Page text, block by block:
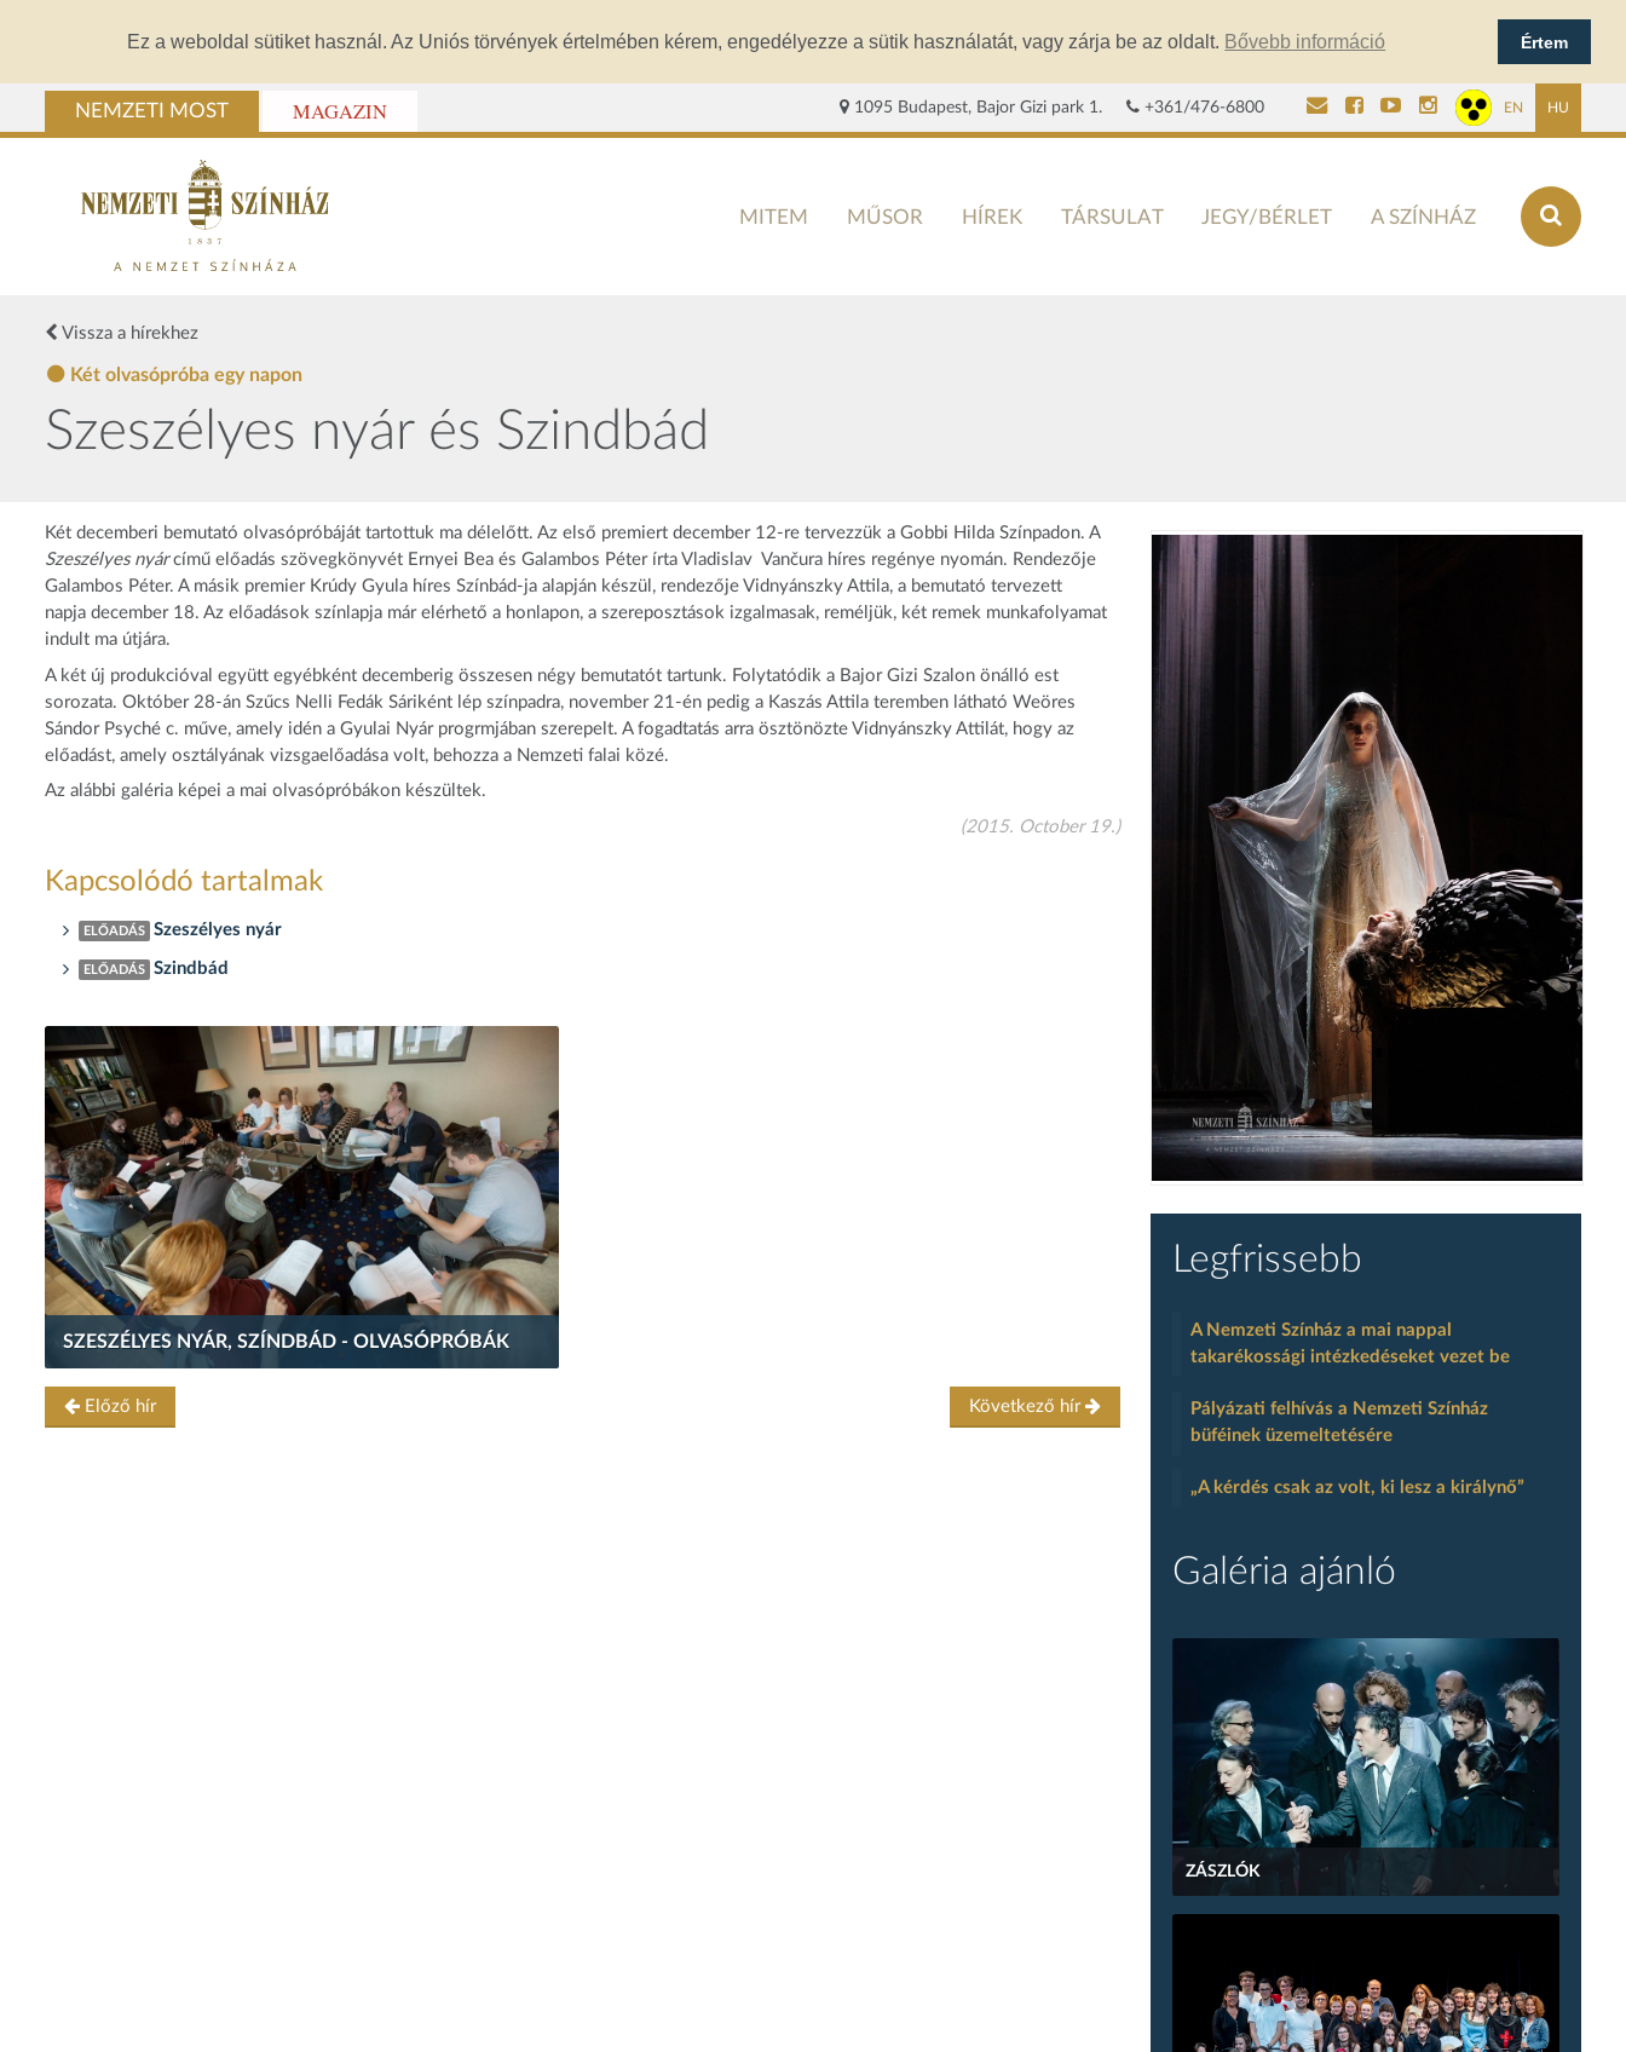
Ez a weboldal sütiket használ. Az Uniós törvények értelmében kérem, engedélyezze a sütik használatát, vagy zárja be az oldalt. Bővebb információ Értem
NEMZETI MOST MAGAZIN 1095 Budapest, Bajor Gizi park 1. +361/476-6800 EN HU
MITEM MŰSOR HÍREK TÁRSULAT JEGY/BÉRLET A SZÍNHÁZ
Vissza a hírekhez
Két olvasópróba egy napon
Szeszélyes nyár és Szindbád
Két decemberi bemutató olvasópróbáját tartottuk ma délelőtt. Az első premiert december 12-re tervezzük a Gobbi Hilda Színpadon. A
Szeszélyes nyárcímű előadás szövegkönyvét Ernyei Bea és Galambos Péter írta Vladislav Vančura híres regénye nyomán. Rendezője
Galambos Péter. A másik premier Krúdy Gyula híres Színbád-ja alapján készül, rendezője Vidnyánszky Attila, a bemutató tervezett
napja december 18. Az előadások színlapja már elérhető a honlapon, a szereposztások izgalmasak, reméljük, két remek munkafolyamat
indult ma útjára.
A két új produkcióval együtt egyébként decemberig összesen négy bemutatót tartunk. Folytatódik a Bajor Gizi Szalon önálló est
sorozata. Október 28-án Szűcs Nelli Fedák Sáriként lép színpadra, november 21-én pedig a Kaszás Attila teremben látható Weöres
Sándor Psyché c. műve, amely idén a Gyulai Nyár progrmjában szerepelt. A fogadtatás arra ösztönözte Vidnyánszky Attilát, hogy az
előadást, amely osztályának vizsgaelőadása volt, behozza a Nemzeti falai közé.
Az alábbi galéria képei a mai olvasópróbákon készültek.
(2015. October 19.)
Kapcsolódó tartalmak
ELŐADÁS Szeszélyes nyár
ELŐADÁS Szindbád
SZESZÉLYES NYÁR, SZÍNDBÁD - OLVASÓPRÓBÁK
Előző hír Következő hír
Legfrissebb
A Nemzeti Színház a mai nappal
takarékossági intézkedéseket vezet be
Pályázati felhívás a Nemzeti Színház
büféinek üzemeltetésére
„A kérdés csak az volt, ki lesz a királynő”
Galéria ajánló
ZÁSZLÓK